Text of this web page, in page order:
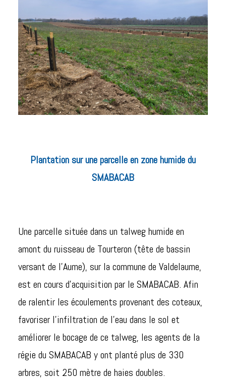
Plantation sur une parcelle en zone humide du
SMABACAB
Une parcelle située dans un talweg humide en
amont du ruisseau de Tourteron (tête de bassin
versant de l’Aume), sur la commune de Valdelaume,
est en cours d’acquisition par le SMABACAB. Afin
de ralentir les écoulements provenant des coteaux,
favoriser l’infiltration de l’eau dans le sol et
améliorer le bocage de ce talweg, les agents de la
régie du SMABACAB y ont planté plus de 330
arbres, soit 250 mètre de haies doubles.